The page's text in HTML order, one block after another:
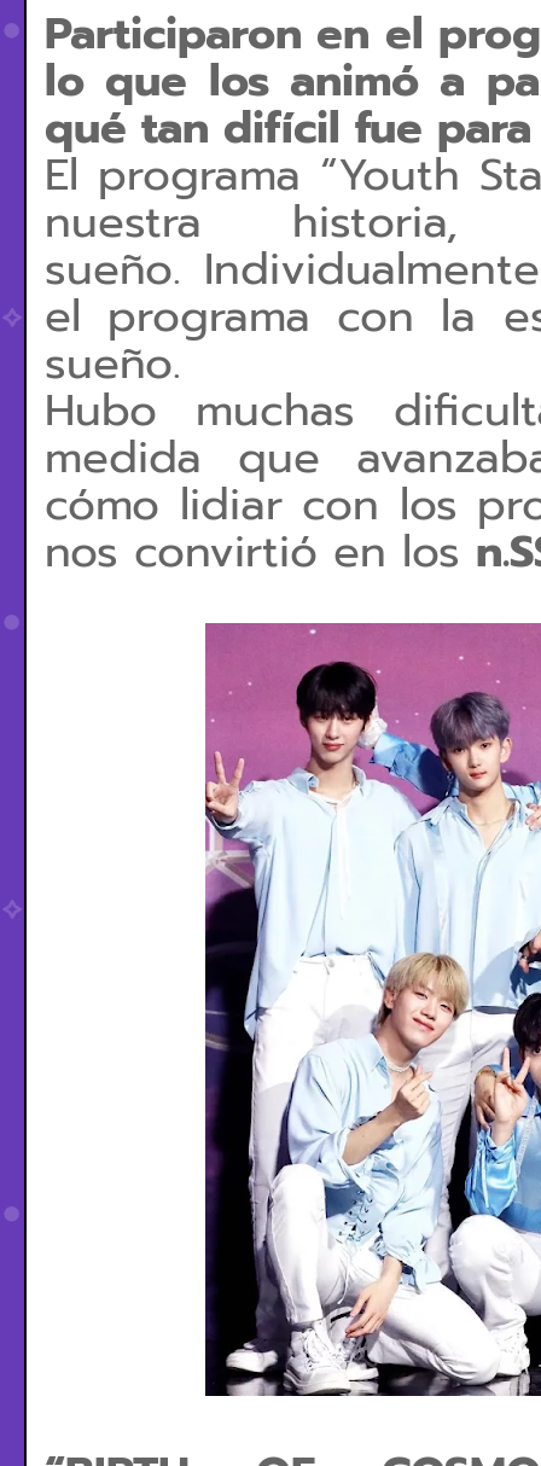
Participaron en el
lo que los animó a
qué tan difícil fue
El programa “Youth
nuestra
sueño.
el programa con la
sueño.
Hubo muchas
medida que
cómo lidiar con los
nos convirtió en los